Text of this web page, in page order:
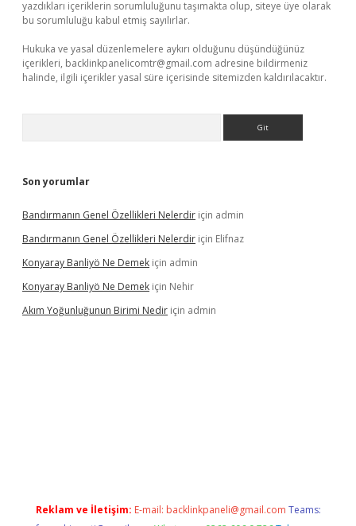
yazdıkları içeriklerin sorumluluğunu taşımakta olup, siteye üye olarak
bu sorumluluğu kabul etmiş sayılırlar.
Hukuka ve yasal düzenlemelere aykırı olduğunu düşündüğünüz
içerikleri, backlinkpanelicomtr@gmail.com adresine bildirmeniz
halinde, ilgili içerikler yasal süre içerisinde sitemizden kaldırılacaktır.
Son yorumlar
Bandırmanın Genel Özellikleri Nelerdir için admin
Bandırmanın Genel Özellikleri Nelerdir için Elifnaz
Konyaray Banliyö Ne Demek için admin
Konyaray Banliyö Ne Demek için Nehir
Akım Yoğunluğunun Birimi Nedir için admin
Reklam ve İletişim: E-mail: backlinkpaneli@gmail.com Teams: